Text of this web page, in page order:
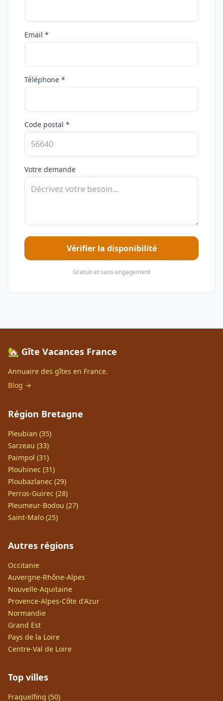
Email *
Téléphone *
Code postal *
Votre demande
Vérifier la disponibilité
Gratuit et sans engagement
🏡 Gîte Vacances France
Annuaire des gîtes en France.
Blog →
Région Bretagne
Pleubian (35)
Sarzeau (33)
Paimpol (31)
Plouhinec (31)
Ploubazlanec (29)
Perros-Guirec (28)
Pleumeur-Bodou (27)
Saint-Malo (25)
Autres régions
Occitanie
Auvergne-Rhône-Alpes
Nouvelle-Aquitaine
Provence-Alpes-Côte d'Azur
Normandie
Grand Est
Pays de la Loire
Centre-Val de Loire
Top villes
Fraquelfing (50)